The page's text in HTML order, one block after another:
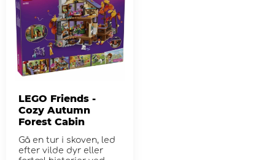
LEGO Friends -
Cozy Autumn
Forest Cabin
Gå en tur i skoven, led
efter vilde dyr eller